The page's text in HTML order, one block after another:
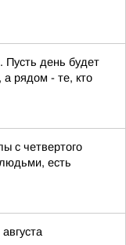
Пусть день будет
рядом - те, кто
с четвертого
есть